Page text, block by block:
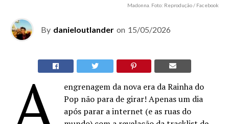
Madonna. Foto: Reprodução / Facebook
By danieloutlander on 15/05/2026
engrenagem da nova era da Rainha do
Pop não para de girar! Apenas um dia
após parar a internet (e as ruas do